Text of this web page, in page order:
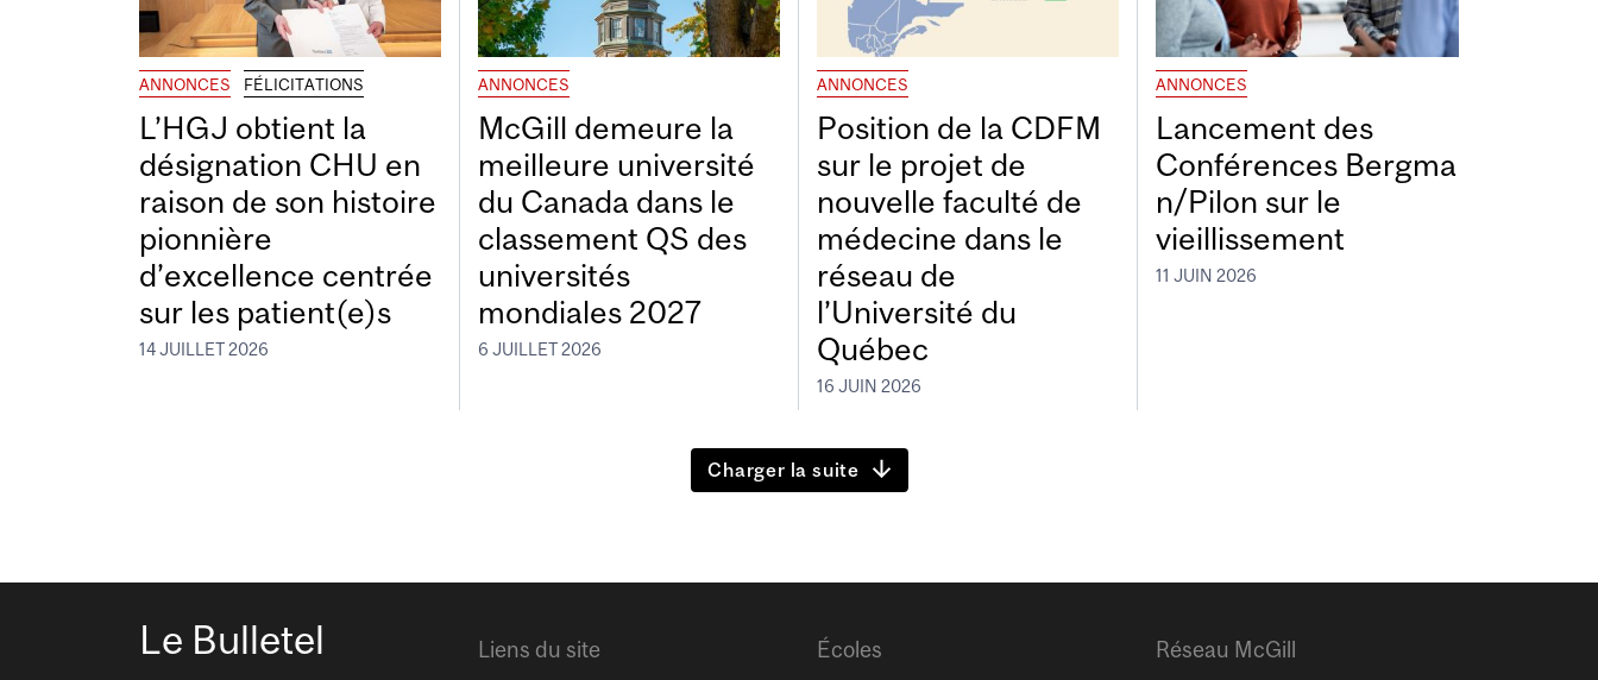
ANNONCES FÉLICITATIONS
L’HGJ obtient la
désignation CHU en
raison de son histoire
pionnière
d’excellence centrée
sur les patient(e)s
14 JUILLET 2026
ANNONCES
McGill demeure la
meilleure université
du Canada dans le
classement QS des
universités
mondiales 2027
6 JUILLET 2026
ANNONCES
Position de la CDFM
sur le projet de
nouvelle faculté de
médecine dans le
réseau de
l’Université du
Québec
16 JUIN 2026
ANNONCES
Lancement des
Conférences Bergma
n/Pilon sur le
vieillissement
11 JUIN 2026
Charger la suite
Le Bulletel Liens du site Écoles Réseau McGill